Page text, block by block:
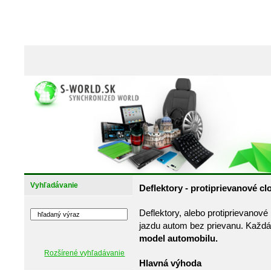
Vyhľadávanie
Rozšírené vyhľadávanie
Deflektory - protiprievanové
Deflektory, alebo
jazdu autom bez prievanu.
model automobilu.
Hlavná výhoda